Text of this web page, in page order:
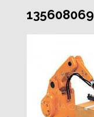
135608069